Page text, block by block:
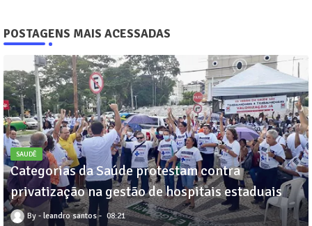
POSTAGENS MAIS ACESSADAS
SAUDÊ
Categorias da Saúde protestam contra
privatização na gestão de hospitais estaduais
leandro santos 08:21